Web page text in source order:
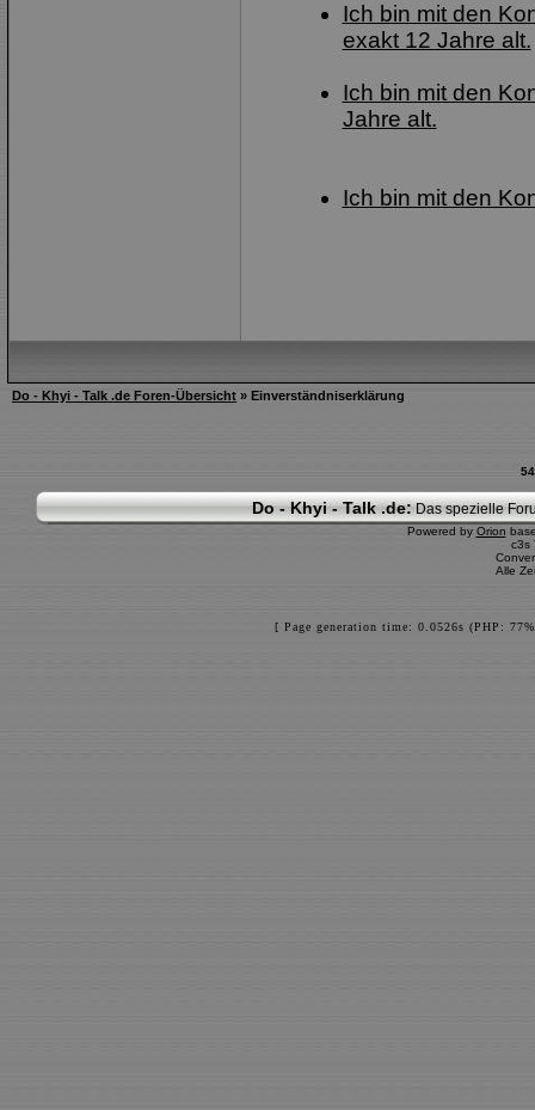
Ich bin mit den
exakt 12 Jahre alt.
Ich bin mit den
Jahre alt.
Ich bin mit den
Do - Khyi - Talk .de Foren-Übersicht » Einverständniserklärung
Do - Khyi - Talk .de: Das spezielle
Powered by Orion
c3s
Alle
[ Page generation time: 0.0526s (PHP: